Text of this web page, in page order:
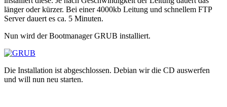
länger oder kürzer. Bei einer 4000kb Leitung und schnellem FTP
Server dauert es ca. 5 Minuten.
Nun wird der Bootmanager GRUB installiert.
Die Installation ist abgeschlossen. Debian wir die CD auswerfen
und will nun neu starten.